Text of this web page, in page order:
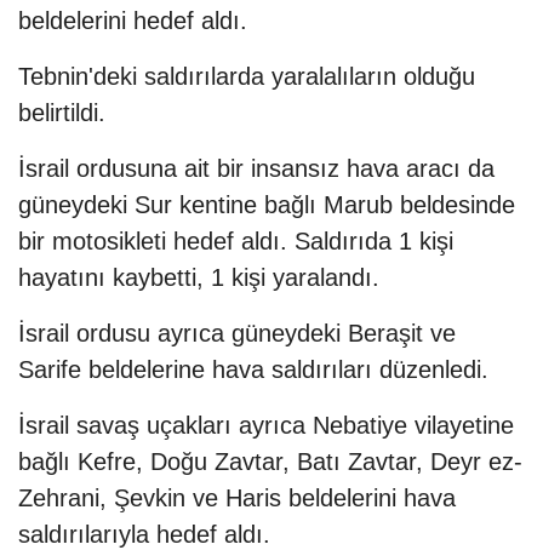
beldelerini hedef aldı.
Tebnin'deki saldırılarda yaralalıların olduğu
belirtildi.
İsrail ordusuna ait bir insansız hava aracı da
güneydeki Sur kentine bağlı Marub beldesinde
bir motosikleti hedef aldı. Saldırıda 1 kişi
hayatını kaybetti, 1 kişi yaralandı.
İsrail ordusu ayrıca güneydeki Beraşit ve
Sarife beldelerine hava saldırıları düzenledi.
İsrail savaş uçakları ayrıca Nebatiye vilayetine
bağlı Kefre, Doğu Zavtar, Batı Zavtar, Deyr ez-
Zehrani, Şevkin ve Haris beldelerini hava
saldırılarıyla hedef aldı.